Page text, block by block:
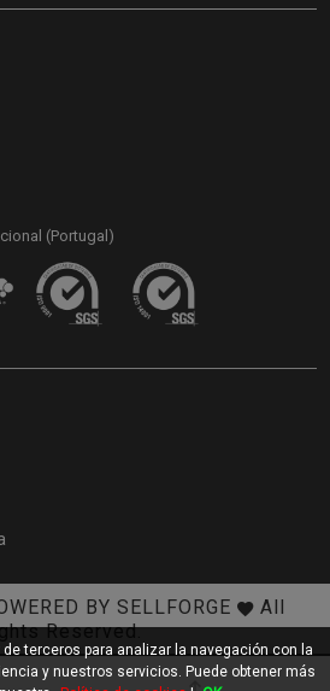
(Portugal)
BY SELLFORGE
All
Reserved.
terceros para analizar la navegación con la
y nuestros servicios. Puede obtener más